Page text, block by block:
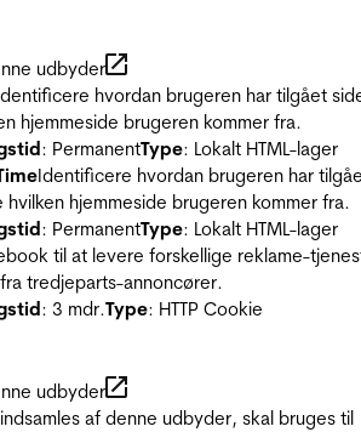
udbyder
hvordan brugeren har tilgået
hjemmeside brugeren kommer fra.
: PermanentType: Lokalt HTML-lager
Identificere hvordan brugeren har
hjemmeside brugeren kommer fra.
: PermanentType: Lokalt HTML-lager
til at levere forskellige reklame-
tredjeparts-annoncører.
: 3 mdr.Type: HTTP Cookie
udbyder
af denne udbyder, skal bruges til